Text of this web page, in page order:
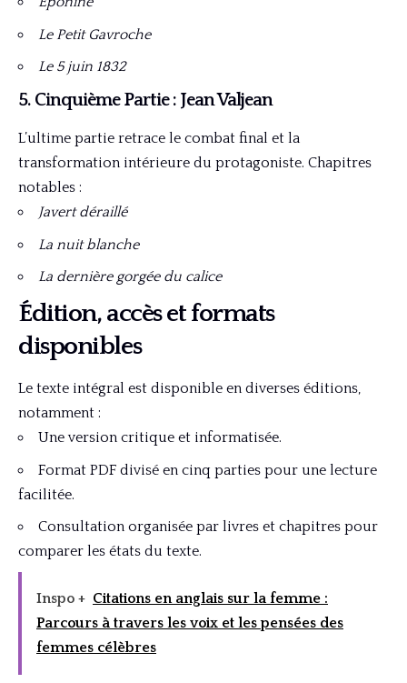
Le Petit Gavroche
Le 5 juin 1832
5. Cinquième Partie : Jean Valjean
L’ultime partie retrace le combat final et la
transformation intérieure du protagoniste. Chapitres
notables :
Javert déraillé
La nuit blanche
La dernière gorgée du calice
Édition, accès et formats
disponibles
Le texte intégral est disponible en diverses éditions,
notamment :
Une version critique et informatisée.
Format PDF divisé en cinq parties pour une lecture
facilitée.
Consultation organisée par livres et chapitres pour
comparer les états du texte.
Inspo + Citations en anglais sur la femme :
Parcours à travers les voix et les pensées des
femmes célèbres